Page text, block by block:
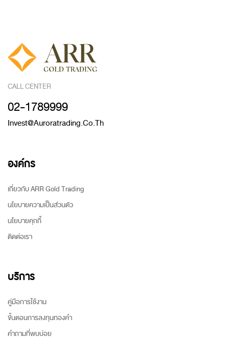
CALL CENTER
02-1789999
Invest@auroratrading.co.th
องค์กร
เกี่ยวกับ ARR Gold Trading
นโยบายความเป็นส่วนตัว
นโยบายคุกกี้
ติดต่อเรา
บริการ
คู่มือการใช้งาน
ขั้นตอนการลงทุนทองคำ
คำถามที่พบบ่อย